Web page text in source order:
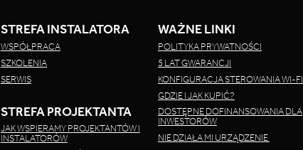
STREFA INSTALATORA
WSPÓŁPRACA
SZKOLENIA
SERWIS
STREFA PROJEKTANTA
JAK WSPIERAMY PROJEKTANTÓW I
INSTALATORÓW
WAŻNE LINKI
POLITYKA PRYWATNOŚCI
5 LAT GWARANCJI
KONFIGURACJA STEROWANIA WI-FI
GDZIE I JAK KUPIĆ?
DOSTĘPNE DOFINANSOWANIA DLA
INWESTORÓW
NIE DZIAŁA MI URZĄDZENIE